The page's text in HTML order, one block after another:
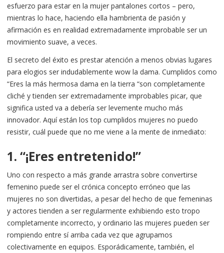
esfuerzo para estar en la mujer pantalones cortos – pero,
mientras lo hace, haciendo ella hambrienta de pasión y
afirmación es en realidad extremadamente improbable ser un
movimiento suave, a veces.
El secreto del éxito es prestar atención a menos obvias lugares
para elogios ser indudablemente wow la dama. Cumplidos como
“Eres la más hermosa dama en la tierra “son completamente
cliché y tienden ser extremadamente improbables picar, que
significa usted va a debería ser levemente mucho más
innovador. Aquí están los top cumplidos mujeres no puedo
resistir, cuál puede que no me viene a la mente de inmediato:
1. “¡Eres entretenido!”
Uno con respecto a más grande arrastra sobre convertirse
femenino puede ser el crónica concepto erróneo que las
mujeres no son divertidas, a pesar del hecho de que femeninas
y actores tienden a ser regularmente exhibiendo esto tropo
completamente incorrecto, y ordinario las mujeres pueden ser
rompiendo entre sí arriba cada vez que agrupamos
colectivamente en equipos. Esporádicamente, también, el